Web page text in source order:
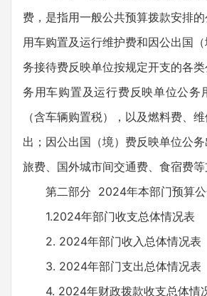
费，是指用一般公共预算拨款安排
用车购置及运行维护费和因公出国
务接待费反映单位按规定开支的各
务用车购置及运行费反映单位公务
（含车辆购置税），以及燃料费、
出；因公出国（境）费反映单位公
旅费、国外城市间交通费、食宿费等
第二部分 2024年本部门预算公
1.2024年部门收支总体情况表
2. 2024年部门收入总体情况表
3. 2024年部门支出总体情况表
4. 2024年财政拨款收支总体情